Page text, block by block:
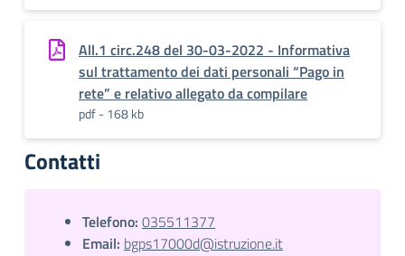
All.1 circ.248 del 30-03-2022 - Informativa
sul trattamento dei dati personali “Pago in
rete” e relativo allegato da compilare
pdf - 168 kb
Contatti
Telefono: 035511377
Email: bgps17000d@istruzione.it